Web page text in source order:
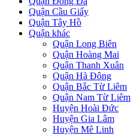
Quận Cầu Giấy
Quận Tây Hồ
Quận khác
Quận Long Biên
Quận Hoàng Mai
Quận Thanh Xuân
Quận Hà Đông
Quận Bắc Từ Liêm
Quận Nam Từ Liêm
Huyện Hoài Đức
Huyện Gia Lâm
Huyện Mê Linh